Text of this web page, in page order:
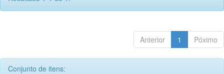
Anterior 1 Póximo
Conjunto de itens: